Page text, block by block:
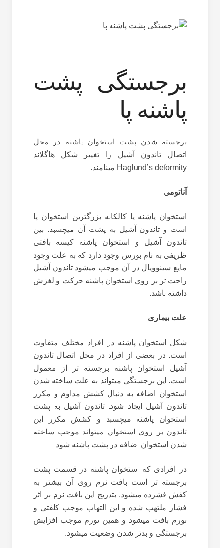
برجستگی پشت
پاشنه پا
برجسته شدن پشت استخوان پاشنه در محل
اتصال تاندون آشیل را تغییر شکل هاگلاند
Haglund’s deformity مینامند.
آناتومی
استخوان پاشنه یا کالکانه بزرگترین استخوان پا
است و تاندون آشیل به پشت آن میچسبد. بین
تاندون آشیل و استخوان پاشنه کیسه بافتی
ظریفی به نام بورس وجود دارد که به علت وجود
مایع سینوویال در آن موجب میشود تاندون آشیل
راحت تر بر روی استخوان پاشنه حرکت و لغزش
داشته باشد.
علت بیماری
شکل استخوان پاشنه در افراد مختلف متفاوت
است. در بعضی از افراد در محل اتصال تاندون
آشیل استخوان پاشنه برجسته تر از معمول
است. این برجستگی میتواند به علت ساخته شدن
استخوان اضافه به دنبال کشش مداوم و مکرر
تاندون آشیل ایجاد شود. تاندون آشیل به پشت
استخوان پاشنه میچسبد و کشش مکرر این
تاندون بر روی استخوان میتواند موجب ساخته
شدن استخوان اضافه در پشت پاشنه شود.
در افرادی که استخوان پاشنه در قسمت پشت
برجسته تر است بافت نرم روی آن بیشتر به
کفش فشرده میشود. بتدریج این بافت نرم بر اثر
فشار ملتهب شده و این التهاب موجب کلفتی و
تورم بافت میشود و همین تورم موجب افزایش
برجستگی و بدتر شدن وضعیت میشود.